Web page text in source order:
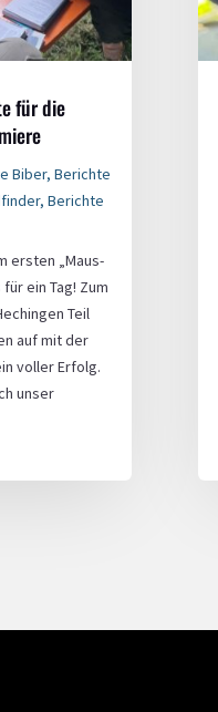
für die
Biber, Berichte
, Berichte
ersten „Maus-
ein Tag! Zum
Teil
auf mit der
voller Erfolg.
unser